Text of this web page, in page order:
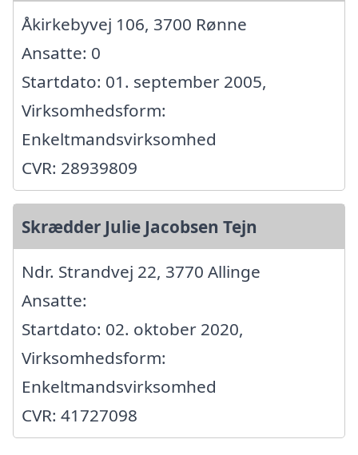
Åkirkebyvej 106, 3700 Rønne
Ansatte: 0
Startdato: 01. september 2005,
Virksomhedsform:
Enkeltmandsvirksomhed
CVR: 28939809
Skrædder Julie Jacobsen Tejn
Ndr. Strandvej 22, 3770 Allinge
Ansatte:
Startdato: 02. oktober 2020,
Virksomhedsform:
Enkeltmandsvirksomhed
CVR: 41727098